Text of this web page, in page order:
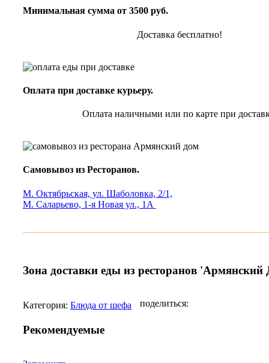
Минимальная сумма от 3500 руб.
Доставка бесплатно!
Оплата при доставке курьеру.
Оплата наличными или по карте при
Самовывоз из Ресторанов.
М. Октябрьская, ул. Шаболовка, 2/1,
М. Саларьево, 1-я Новая ул., 1А
Зона доставки еды из ресторанов
Категория: Блюда от шефа поделиться:
Рекомендуемые